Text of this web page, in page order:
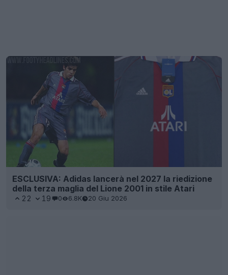
ESCLUSIVA: Adidas lancerà nel 2027 la riedizione
della terza maglia del Lione 2001 in stile Atari
22 19 0 6.8K 20 Giu 2026